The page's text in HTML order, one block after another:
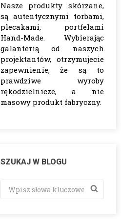
Nasze produkty skórzane,
są autentycznymi torbami,
plecakami, portfelami
Hand-Made. Wybierając
galanterią od naszych
projektantów, otrzymujecie
zapewnienie, że są to
prawdziwe wyroby
rękodzielnicze, a nie
masowy produkt fabryczny.
SZUKAJ W BLOGU